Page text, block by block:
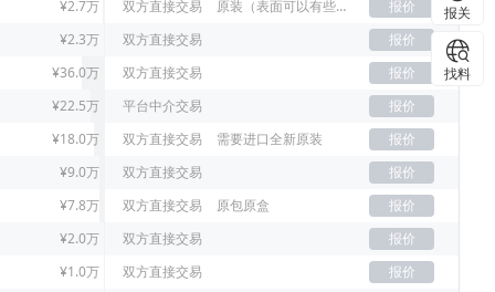
¥2.7万 双方直接交易 原装（表面可以有些许刮痕）
报价
¥2.3万 双方直接交易
报价
¥36.0万 双方直接交易
报价
¥22.5万 平台中介交易
报价
¥18.0万 双方直接交易 需要进口全新原装
报价
¥9.0万 双方直接交易
报价
¥7.8万 双方直接交易 原包原盒
报价
¥2.0万 双方直接交易
报价
¥1.0万 双方直接交易
报价
报关
找料